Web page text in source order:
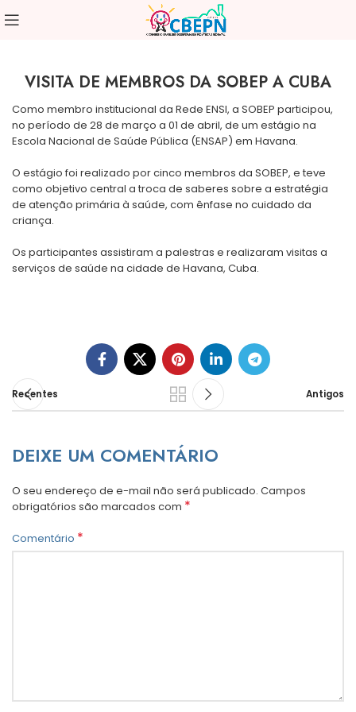
VISITA DE MEMBROS DA SOBEP A CUBA
Como membro institucional da Rede ENSI, a SOBEP participou,
no período de 28 de março a 01 de abril, de um estágio na
Escola Nacional de Saúde Pública (ENSAP) em Havana.
O estágio foi realizado por cinco membros da SOBEP, e teve
como objetivo central a troca de saberes sobre a estratégia
de atenção primária à saúde, com ênfase no cuidado da
criança.
Os participantes assistiram a palestras e realizaram visitas a
serviços de saúde na cidade de Havana, Cuba.
Recentes Antigos
DEIXE UM COMENTÁRIO
O seu endereço de e-mail não será publicado. Campos
obrigatórios são marcados com *
Comentário *